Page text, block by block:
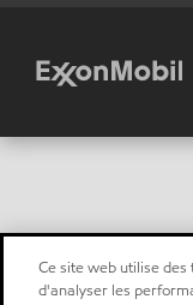
Ce site web utilise
d'analyser les